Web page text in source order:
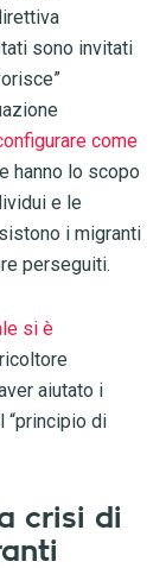
sono invitati
come
hanno lo scopo
e le
i migranti
perseguiti.
si è
aiutato i
“principio di
crisi di